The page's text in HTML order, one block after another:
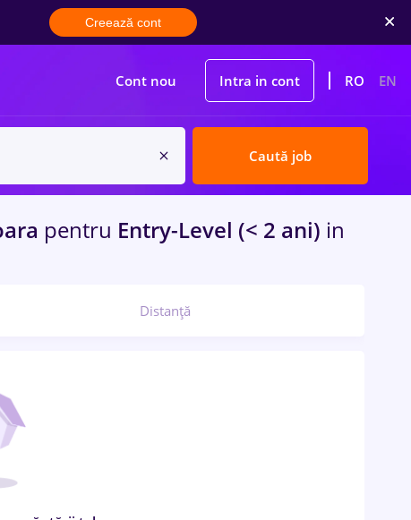
Creează cont
Cont nou Intra in cont RO EN
Caută job
pentru Entry-Level (< 2 ani) in
Distanță